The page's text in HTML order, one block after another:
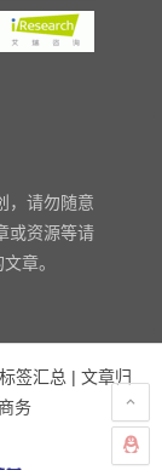
，请勿随意
或资源等请
章。
标签汇总 | 文章归
务